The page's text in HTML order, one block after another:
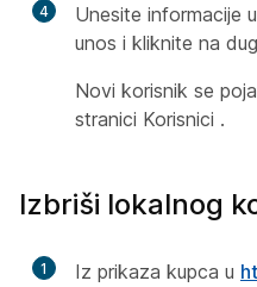
4
Unesite informacije
unos i kliknite na
Novi korisnik se
stranici Korisnici .
Izbriši lokalnog
1 Iz prikaza kupca u